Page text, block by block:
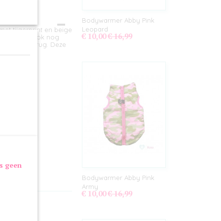
tijgerprint en beige
ook nog
rits op de rug. Deze
Bodywarmer Abby Pink
Leopard
€ 10,00 € 16,99
Bodywarmer Abby Pink
Army
€ 10,00 € 16,99
geen